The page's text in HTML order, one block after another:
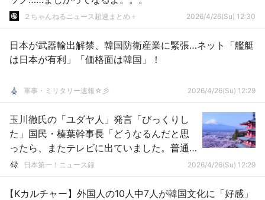
２ちゃんねるニュース超速まとめ＋ 2026/4/26(Su) 12:30
日本が武器輸出解禁、韓国防衛産業に緊張…ネット「艦艇
は日本が有利」「価格面は韓国」！
軍事・ミリタリー速報☆彡 2026/4/26(Su) 12:29
玉川徹氏の「ユダヤ人」発言「びっくりし
た」国民・榛葉幹事長「どうなるんだと思
ったら、またテレビに出ていました。普通
に」日本第一！ニュース録 2026/4/26(Su) 12:29
【Kカルチャー】外国人の10人中7人が韓国文化に「好感」